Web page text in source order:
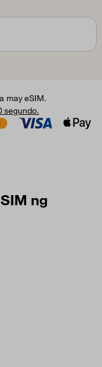
may eSIM.
segundo.
ng